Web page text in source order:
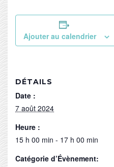
Ajouter au calendrier
DÉTAILS
Date :
7 août 2024
Heure :
15 h 00 min - 17 h 00 min
Catégorie d’Évènement: